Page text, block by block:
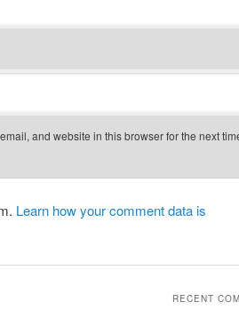
and website in this browser for the next
Learn how your comment data is
RECENT